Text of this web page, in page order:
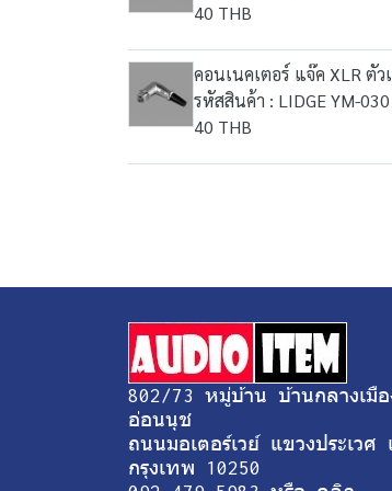
40 THB
คอนเนคเตอร์ แจ๊ค XLR ตัว
รหัสสินค้า : LIDGE YM-030
40 THB
802/73 หมู่บ้าน บ้านกลางเมือ
อ่อนนุช
ถนนมอเตอร์เวย์ แขวงประเวศ
กรุงเทพ 10250